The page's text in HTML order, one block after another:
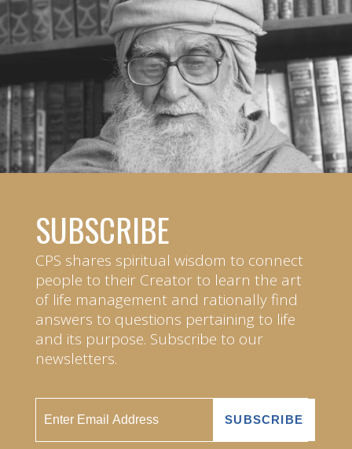
SUBSCRIBE
CPS shares spiritual wisdom to connect
people to their Creator to learn the art
of life management and rationally find
answers to questions pertaining to life
and its purpose. Subscribe to our
newsletters.